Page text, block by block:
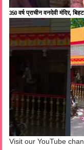
350 वर्ष प्राचीन वनदेवी मंदिर,
Visit our YouTube